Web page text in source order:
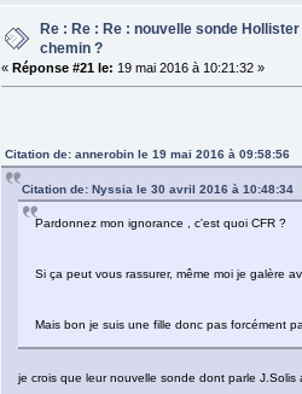
Re : Re : Re : nouvelle sonde
chemin ?
« Réponse #21 le: 19 mai 2016 à 10:21:32 »
Citation de: annerobin le 19 mai 2016 à 09:58:56
Citation de: Nyssia le 30 avril 2016 à 10:48:34
Pardonnez mon ignorance , c'est quoi CFR ?
Si ça peut vous rassurer, même moi je galère
Mais bon je suis une fille donc pas forcément
je crois que leur nouvelle sonde dont parle